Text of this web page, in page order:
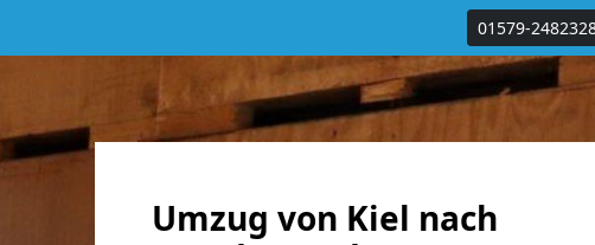
01579-
Umzug von Kiel nach